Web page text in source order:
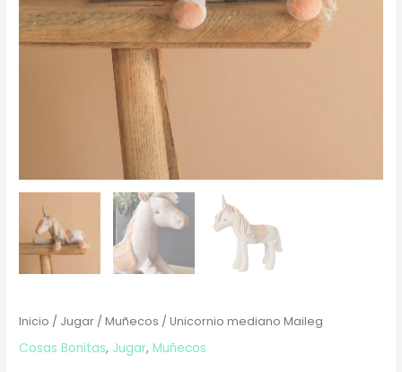
Inicio / Jugar /Muñecos / Unicornio mediano Maileg
Cosas Bonitas, Jugar,Muñecos